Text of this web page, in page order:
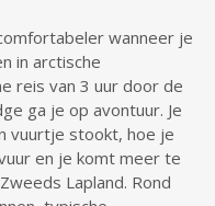
wanneer je
in arctische
reis van 3 uur door de
ga je op avontuur. Je
vuurtje stookt, hoe je
en je komt meer te
Lapland. Rond